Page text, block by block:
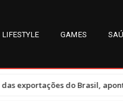
LIFESTYLE GAMES
aponta governo•Miss